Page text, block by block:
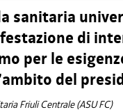
sanitaria
di
per le
del
Friuli Centrale (ASU FC)